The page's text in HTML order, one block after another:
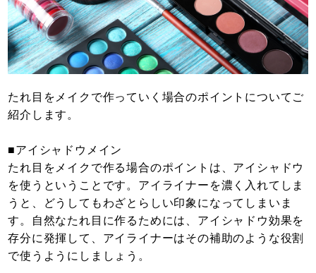
たれ目をメイクで作っていく場合のポイントについてご
紹介します。
■アイシャドウメイン
たれ目をメイクで作る場合のポイントは、アイシャドウ
を使うということです。アイライナーを濃く入れてしま
うと、どうしてもわざとらしい印象になってしまいま
す。自然なたれ目に作るためには、アイシャドウ効果を
存分に発揮して、アイライナーはその補助のような役割
で使うようにしましょう。